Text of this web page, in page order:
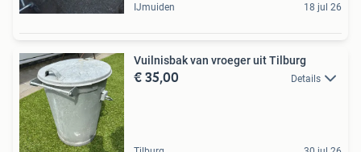
IJmuiden 18 jul 26
Vuilnisbak van vroeger uit Tilburg
€ 35,00 Details